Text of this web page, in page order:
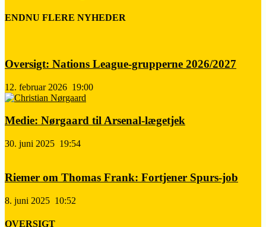
ENDNU FLERE NYHEDER
Oversigt: Nations League-grupperne 2026/2027
12. februar 2026 19:00
Medie: Nørgaard til Arsenal-lægetjek
30. juni 2025 19:54
Riemer om Thomas Frank: Fortjener Spurs-job
8. juni 2025 10:52
OVERSIGT